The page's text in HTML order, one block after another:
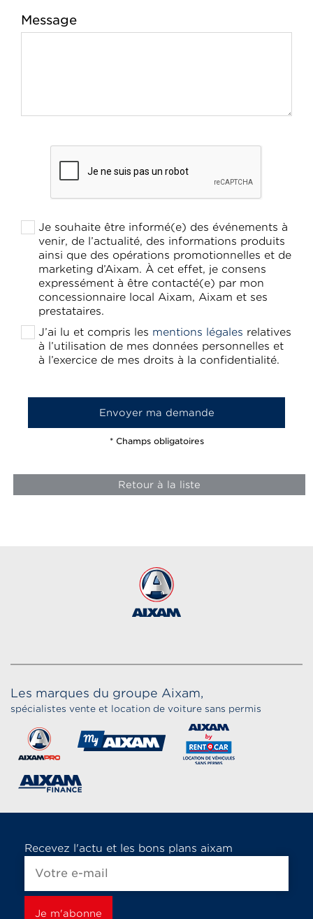
Message
Je souhaite être informé(e) des événements à
venir, de l’actualité, des informations produits
ainsi que des opérations promotionnelles et de
marketing d’Aixam. À cet effet, je consens
expressément à être contacté(e) par mon
concessionnaire local Aixam, Aixam et ses
prestataires.
J’ai lu et compris les mentions légales relatives
à l’utilisation de mes données personnelles et
à l’exercice de mes droits à la confidentialité.
* Champs obligatoires
Retour à la liste
Les marques du groupe Aixam,
spécialistes vente et location de voiture sans permis
Recevez l'actu et les bons plans aixam